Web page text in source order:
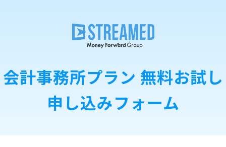
会計事務所プラン 無料お試し
申し込みフォーム